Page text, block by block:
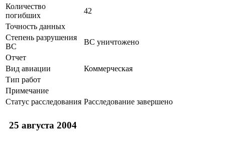
Количество
погибших
42
Точность данных
Степень разрушения
ВС
ВС уничтожено
Отчет
Вид авиации
Коммерческая
Тип работ
Примечание
Статус расследования Расследование завершено
25 августа 2004